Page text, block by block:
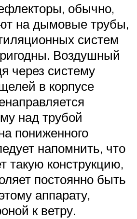
обычно,
на дымовые трубы,
систем
Воздушный
через систему
в корпусе
над трубой
пониженного
напомнить, что
такую конструкцию,
постоянно быть
аппарату,
к ветру.